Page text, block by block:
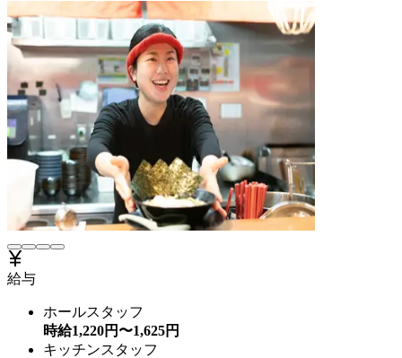
給与
ホールスタッフ
時給1,220円〜1,625円
キッチンスタッフ